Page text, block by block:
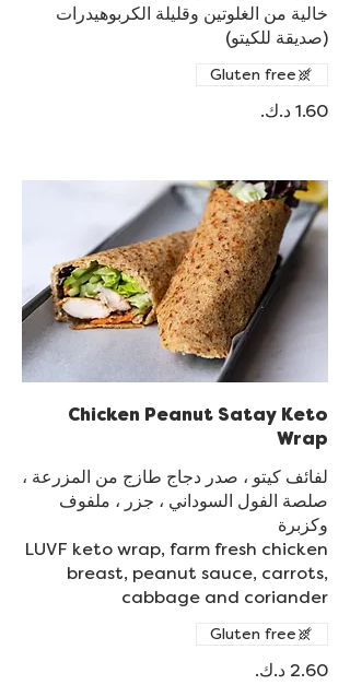
خالية من الغلوتين وقليلة الكربوهيدرات
(صديقة للكيتو)
Gluten free
Chicken Peanut Satay Keto
Wrap
لفائف كيتو ، صدر دجاج طازج من المزرعة ،
صلصة الفول السوداني ، جزر ، ملفوف
LUVF keto wrap, farm fresh chicken
breast, peanut sauce, carrots,
cabbage and coriander
Gluten free